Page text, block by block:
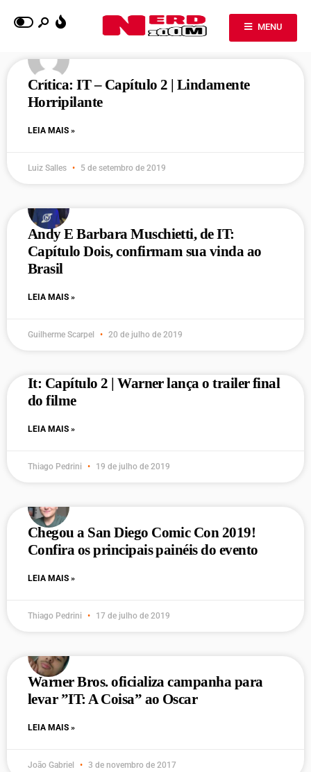
MENU
Crítica: IT – Capítulo 2 | Lindamente
Horripilante
LEIA MAIS »
Luiz Salles 5 de setembro de 2019
Andy E Barbara Muschietti, de IT:
Capítulo Dois, confirmam sua vinda ao
Brasil
LEIA MAIS »
Guilherme Scarpel 20 de julho de 2019
It: Capítulo 2 | Warner lança o trailer final
do filme
LEIA MAIS »
Thiago Pedrini 19 de julho de 2019
Chegou a San Diego Comic Con 2019!
Confira os principais painéis do evento
LEIA MAIS »
Thiago Pedrini 17 de julho de 2019
Warner Bros. oficializa campanha para
levar ”IT: A Coisa” ao Oscar
LEIA MAIS »
João Gabriel 3 de novembro de 2017